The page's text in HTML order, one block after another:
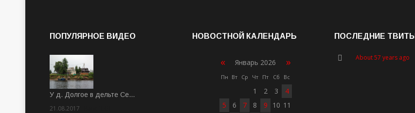
ПОПУЛЯРНОЕ ВИДЕО
У д. Долгое в дельте Се…
21.08.2017
НОВОСТНОЙ КАЛЕНДАРЬ
« Январь 2026 »
Пн Вт Ср Чт Пт Сб Вс
1 2 3
4
5
6 7 8 9 10 11
ПОСЛЕДНИЕ ТВИТЫ
About 57 years ago